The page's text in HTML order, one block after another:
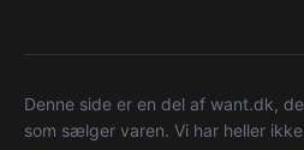
Denne side er en del af want.dk,
som sælger varen. Vi har heller